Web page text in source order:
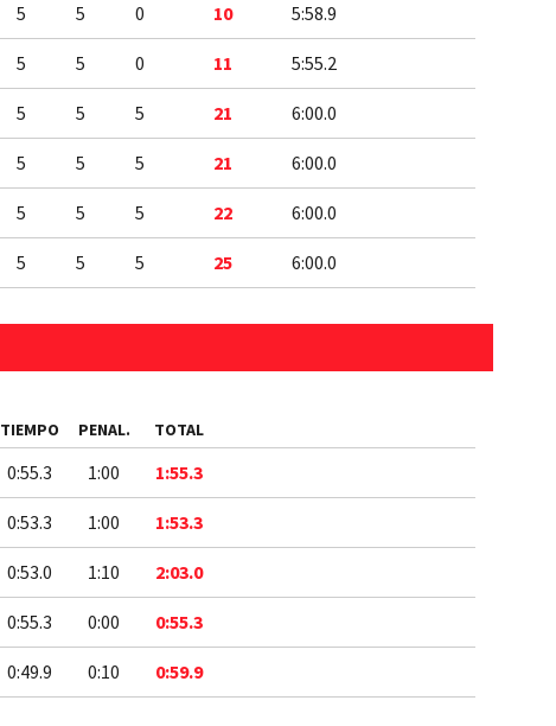
5 5 0 10 5:58.9
5 5 0 11 5:55.2
5 5 5 21 6:00.0
5 5 5 21 6:00.0
5 5 5 22 6:00.0
5 5 5 25 6:00.0
TIEMPO PENAL. TOTAL
0:55.3 1:00 1:55.3
0:53.3 1:00 1:53.3
0:53.0 1:10 2:03.0
0:55.3 0:00 0:55.3
0:49.9 0:10 0:59.9